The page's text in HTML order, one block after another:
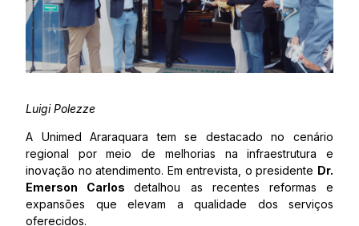
Luigi Polezze
A Unimed Araraquara tem se destacado no cenário
regional por meio de melhorias na infraestrutura e
inovação no atendimento. Em entrevista, o presidente Dr.
Emerson Carlosdetalhou as recentes reformas e
expansões que elevam a qualidade dos serviços
oferecidos.